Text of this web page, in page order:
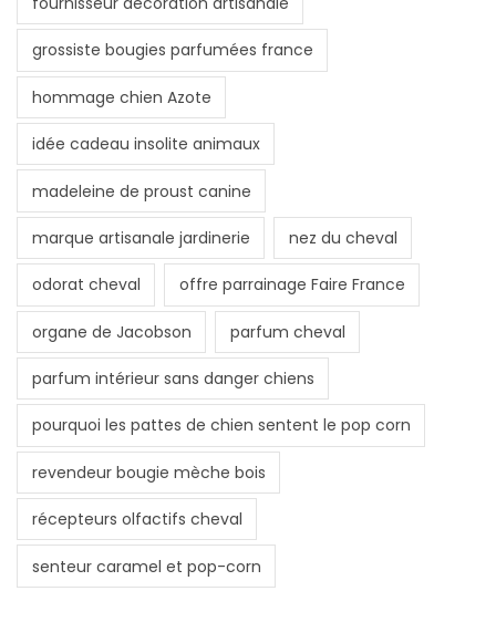
grossiste bougies parfumées france
hommage chien Azote
idée cadeau insolite animaux
madeleine de proust canine
marque artisanale jardinerie nez du cheval
odorat cheval offre parrainage Faire France
organe de Jacobson parfum cheval
parfum intérieur sans danger chiens
pourquoi les pattes de chien sentent le pop corn
revendeur bougie mèche bois
récepteurs olfactifs cheval
senteur caramel et pop-corn